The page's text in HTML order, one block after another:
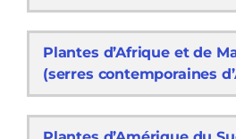
Plantes d’Afrique et de
(serres contemporaines